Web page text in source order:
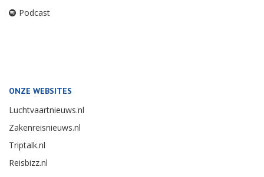
Podcast
ONZE WEBSITES
Luchtvaartnieuws.nl
Zakenreisnieuws.nl
Triptalk.nl
Reisbizz.nl